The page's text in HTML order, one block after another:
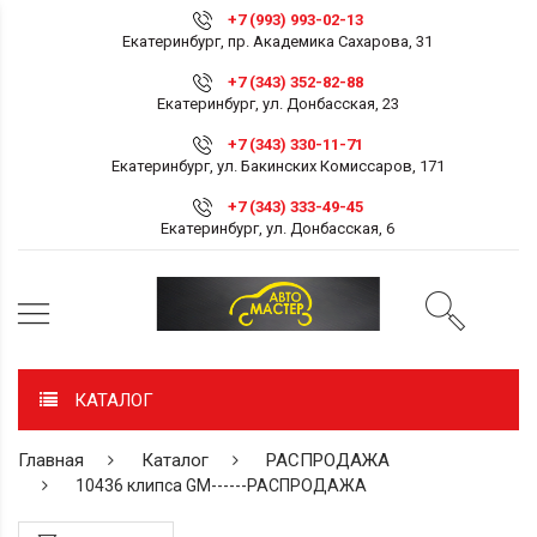
+7 (993) 993-02-13
Екатеринбург, пр. Академика Сахарова, 31
+7 (343) 352-82-88
Екатеринбург, ул. Донбасская, 23
+7 (343) 330-11-71
Екатеринбург, ул. Бакинских Комиссаров, 171
+7 (343) 333-49-45
Екатеринбург, ул. Донбасская, 6
КАТАЛОГ
Главная Каталог РАСПРОДАЖА
10436 клипса GM------РАСПРОДАЖА